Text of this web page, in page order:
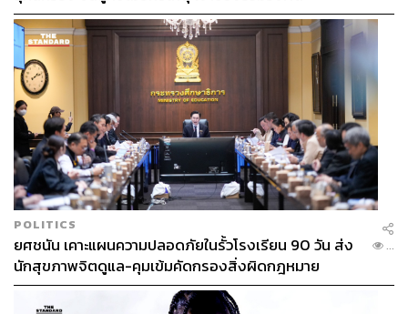
POLITICS
ยศชนัน เคาะแผนความปลอดภัยในรั้วโรงเรียน 90 วัน ส่ง
นักสุขภาพจิตดูแล-คุมเข้มคัดกรองสิ่งผิดกฎหมาย
...